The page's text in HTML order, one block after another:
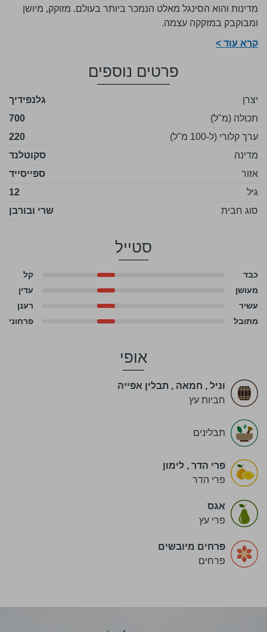
מדינות והוא הסינגל מאלט הנמכר ביותר בעולם. מזוקק, מיושן
ומבוקבק במזקקה עצמה.
קרא עוד >
פרטים נוספים
יצרן
גלנפידיך
תכולה (מ"ל)
700
ערך קלורי (ל-100 מ"ל)
220
מדינה
סקוטלנד
אזור
ספייסייד
גיל
12
סוג חבית
שרי ובורבן
סטייל
כבד
קל
מעושן
עדין
עשיר
רענן
מתובל
פרחוני
אופי
וניל , חמאה , תבלין אפייה
חביות עץ
תבלינים
פרי הדר , לימון
פרי הדר
אגס
פרי עץ
פרחים מיובשים
פרחים